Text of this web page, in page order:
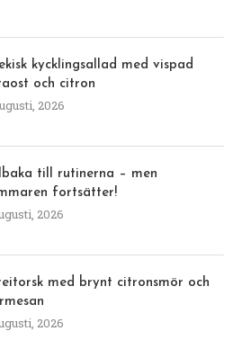
kycklingsallad med vispad
och citron
2026
till rutinerna – men
fortsätter!
2026
med brynt citronsmör och
2026